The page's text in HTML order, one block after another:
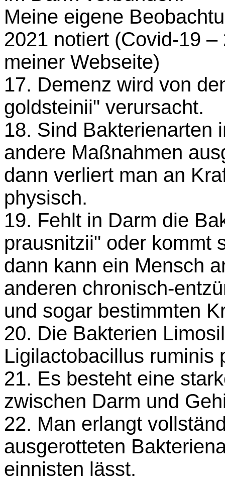
Meine eigene
2021 notiert (Covid-19
meiner Webseite)
17. Demenz wird von
goldsteinii" verursacht.
18. Sind Bakterienarten
andere Maßnahmen
dann verliert man an
physisch.
19. Fehlt in Darm die
prausnitzii" oder kommt
dann kann ein Mensch
anderen chronisch-
und sogar bestimmten
20. Die Bakterien
Ligilactobacillus ruminis
21. Es besteht eine
zwischen Darm und
22. Man erlangt
ausgerotteten
einnisten lässt.